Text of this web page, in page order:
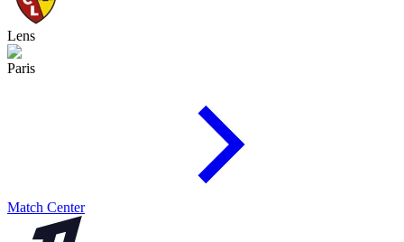
Lens
Paris
Match Center